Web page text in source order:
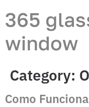
365
window
Category:
Como